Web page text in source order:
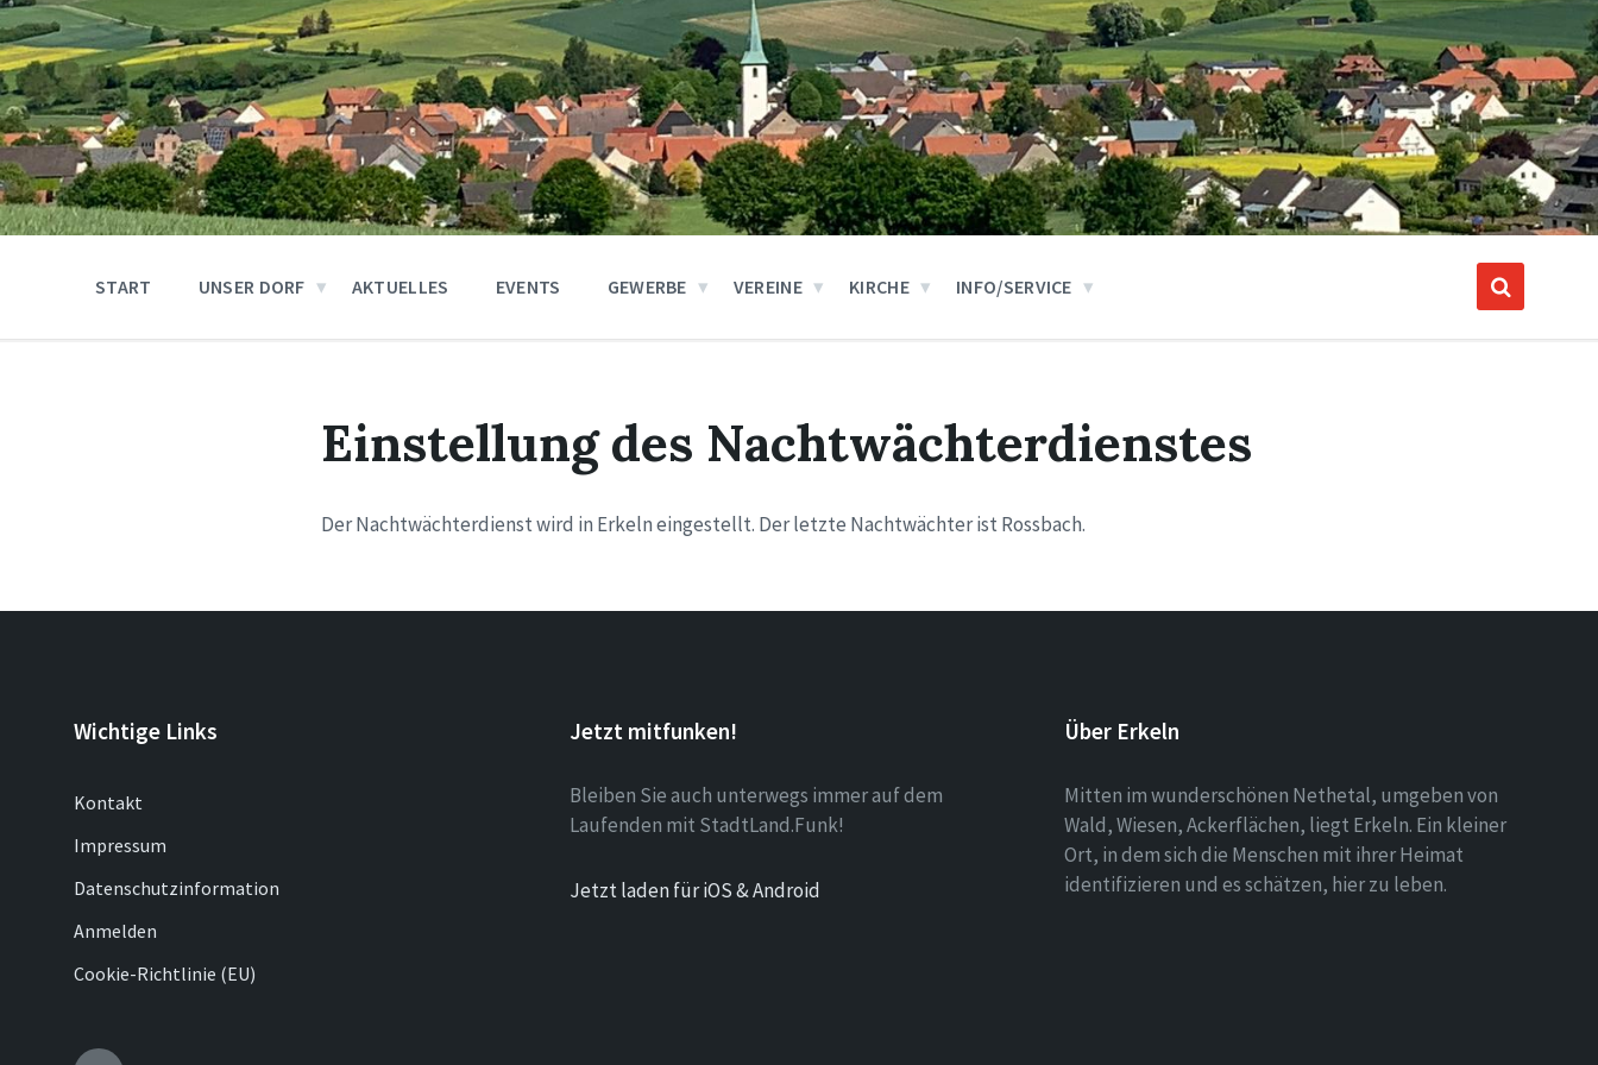
START UNSER DORF AKTUELLES EVENTS GEWERBE VEREINE KIRCHE INFO/SERVICE
Einstellung des Nachtwächterdienstes
Der Nachtwächterdienst wird in Erkeln eingestellt. Der letzte Nachtwächter ist Rossbach.
Wichtige Links
Kontakt
Impressum
Datenschutzinformation
Anmelden
Cookie-Richtlinie (EU)
Jetzt mitfunken!
Bleiben Sie auch unterwegs immer auf dem
Laufenden mit StadtLand.Funk!
Jetzt laden für iOS & Android
Über Erkeln
Mitten im wunderschönen Nethetal, umgeben von
Wald, Wiesen, Ackerflächen, liegt Erkeln. Ein kleiner
Ort, in dem sich die Menschen mit ihrer Heimat
identifizieren und es schätzen, hier zu leben.